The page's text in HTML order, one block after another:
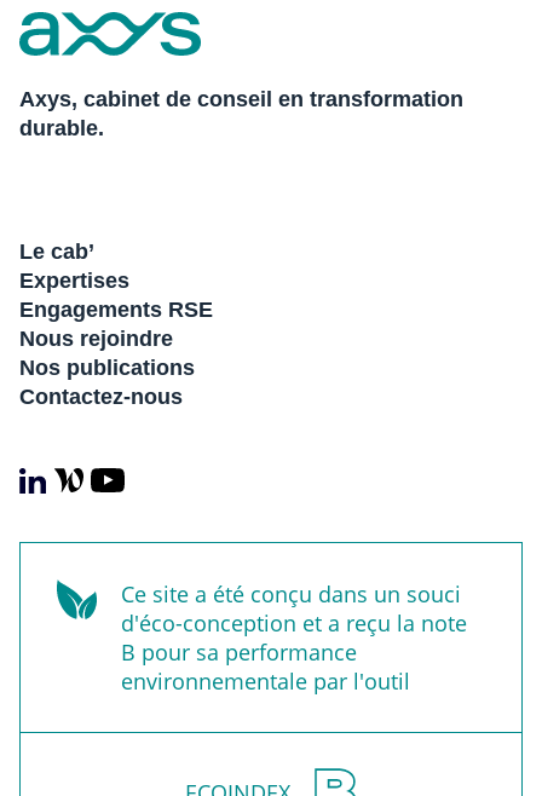
Axys, cabinet de conseil en transformation
durable.
Le cab’
Expertises
Engagements RSE
Nous rejoindre
Nos publications
Contactez-nous
Ce site a été conçu dans un souci
d'éco-conception et a reçu la note
B pour sa performance
environnementale par l'outil